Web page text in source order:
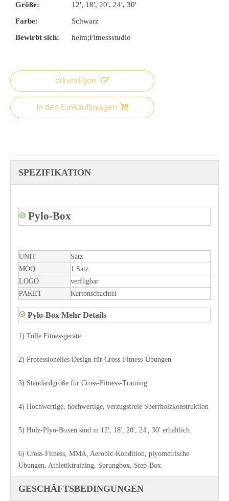
Größe:
12', 18', 20', 24', 30'
Farbe:
Schwarz
Bewirbt sich:
heim;Fitnessstudio
erkundigen
In den Einkaufswagen
SPEZIFIKATION
Pylo-Box
UNIT
Satz
MOQ
1 Satz
LOGO
verfügbar
PAKET
Kartonschachtel
Pylo-Box Mehr Details
1) Tolle Fitnessgeräte
2) Professionelles Design für Cross-Fitness-Übungen
3) Standardgröße für Cross-Fitness-Training
4) Hochwertige, hochwertige, verzugsfreie Sperrholzkonstruktion
5) Holz-Plyo-Boxen sind in 12', 18', 20', 24', 30' erhältlich.
6) Cross-Fitness, MMA, Aerobic-Kondition, plyometrische
Übungen, Athletiktraining, Sprungbox, Step-Box
GESCHÄFTSBEDINGUNGEN